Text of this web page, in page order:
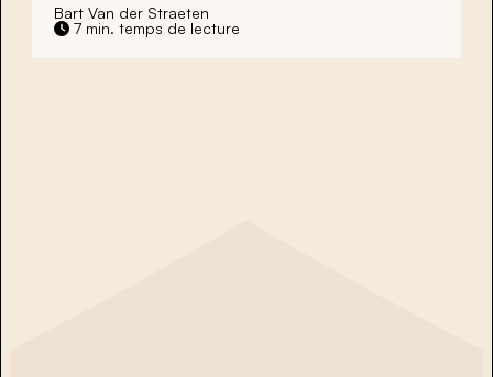
Bart Van der Straeten
7 min. temps de lecture